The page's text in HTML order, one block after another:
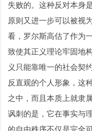
失败的。这种反对本身
原则又进一步可以被视
看，罗尔斯高估了作为
致使其正义理论牢固地
义只能靠唯一的社会契
反直观的个人形象，这
之中，而且本质上就隶
讽刺的是，它在事实与